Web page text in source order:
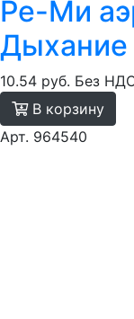
Ре-Ми
10.54 руб. Без
В корзину
Арт. 964540